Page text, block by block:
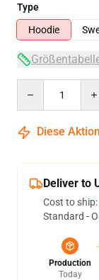
Type
Hoodie
Diese
Deliver to
Cost to ship:
Standard -
Production
Today